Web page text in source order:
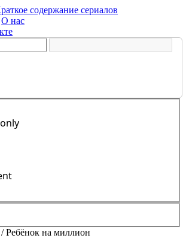
содержание сериалов
О нас
/Ребёнок на миллион